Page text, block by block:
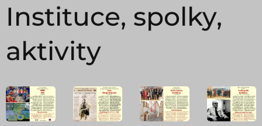
Instituce, spolky,
aktivity